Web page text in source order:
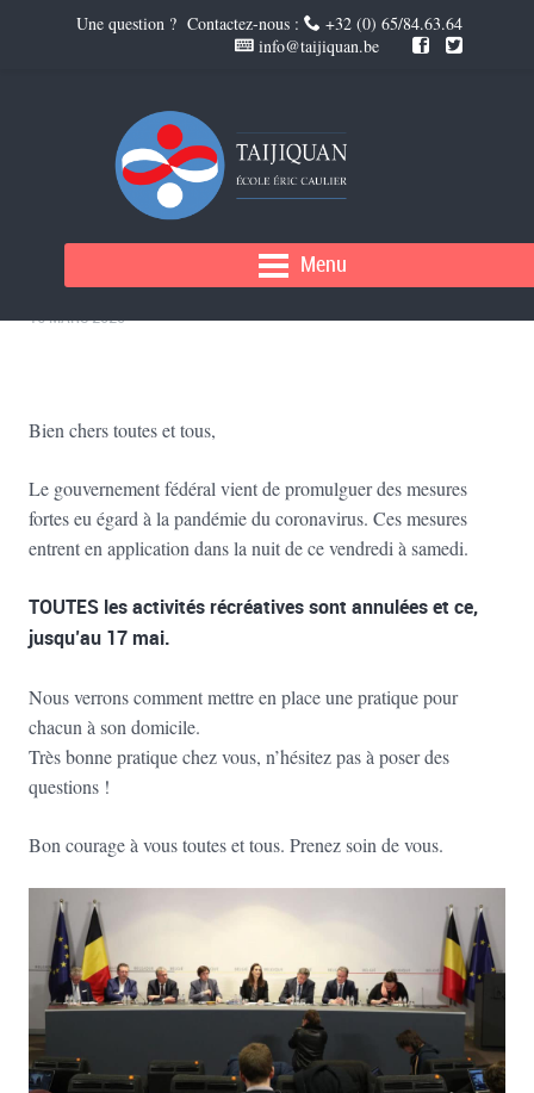
Menu
CORONA VIRUS
16 MARS 2020
Bien chers toutes et tous,
Le gouvernement fédéral vient de promulguer des mesures
fortes eu égard à la pandémie du coronavirus. Ces mesures
entrent en application dans la nuit de ce vendredi à samedi.
TOUTES les activités récréatives sont annulées et ce,
jusqu’au 17 mai.
Nous verrons comment mettre en place une pratique pour
chacun à son domicile.
Très bonne pratique chez vous, n’hésitez pas à poser des
questions !
Bon courage à vous toutes et tous. Prenez soin de vous.
Une question ? Contactez-nous :
+32 (0) 65/84.63.64
info@taijiquan.be